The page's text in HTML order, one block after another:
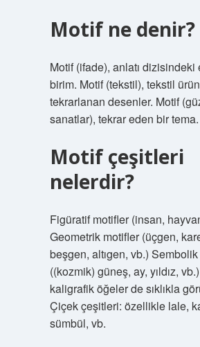
Motif ne denir?
Motif (ifade), anlatı dizisindeki
birim. Motif (tekstil), tekstil
tekrarlanan desenler. Motif
sanatlar), tekrar eden bir tema.
Motif çeşitleri
nelerdir?
Figüratif motifler (insan,
Geometrik motifler (üçgen,
beşgen, altıgen, vb.)
((kozmik) güneş, ay, yıldız,
kaligrafik öğeler de sıklıkla
Çiçek çeşitleri: özellikle lale,
sümbül, vb.